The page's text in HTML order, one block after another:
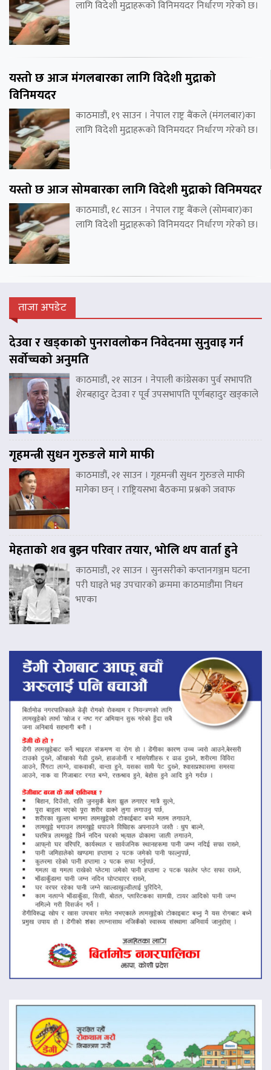
लागि विदेशी मुद्राहरूको विनिमयदर निर्धारण गरेको छ।
यस्तो छ आज मंगलबारका लागि विदेशी मुद्राको
विनिमयदर
काठमाडौं, १९ साउन । नेपाल राष्ट्र बैंकले (मंगलबार)का
लागि विदेशी मुद्राहरूको विनिमयदर निर्धारण गरेको छ।
यस्तो छ आज सोमबारका लागि विदेशी मुद्राको विनिमयदर
काठमाडौं, १८ साउन । नेपाल राष्ट्र बैंकले (सोमबार)का
लागि विदेशी मुद्राहरूको विनिमयदर निर्धारण गरेको छ।
ताजा अपडेट
देउवा र खड्काको पुनरावलोकन निवेदनमा सुनुवाइ गर्न
सर्वोच्चको अनुमति
काठमाडौं, २१ साउन । नेपाली कांग्रेसका पुर्व सभापति
शेरबहादुर देउवा र पूर्व उपसभापति पूर्णबहादुर खड्काले
गृहमन्त्री सुधन गुरुङले मागे माफी
काठमाडौं, २१ साउन । गृहमन्त्री सुधन गुरुङले माफी
मागेका छन् । राष्ट्रियसभा बैठकमा प्रश्नको जवाफ
मेहताको शव बुझ्न परिवार तयार, भोलि थप वार्ता हुने
काठमाडौं, २१ साउन । सुनसरीको कप्तानगञ्जम घटना
परी घाइते भइ उपचारको क्रममा काठमाडौंमा निधन
भएका